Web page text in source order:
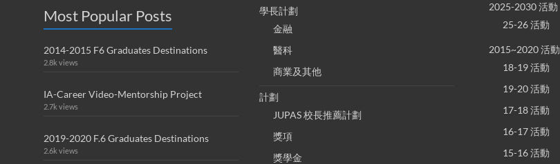
Most Popular Posts
2014-2015 F6 Graduates Destinations
2.8k views
IA-Career Video-Mentorship Project
2.7k views
2019-2020 F.6 Graduates Destinations
2.6k views
學長計劃
金融
醫科
商業及其他
計劃
JUPAS 校長推薦計劃
獎項
獎學金
2025-2030 活動
25-26 活動
2015~2020 活動
18-19 活動
19-20 活動
17-18 活動
16-17 活動
15-16 活動